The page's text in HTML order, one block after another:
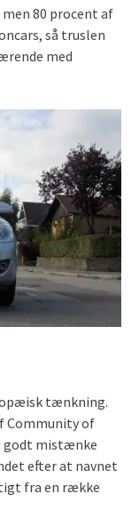
80 procent af
så truslen
med
tænkning.
Community of
godt mistænke
efter at navnet
fra en række